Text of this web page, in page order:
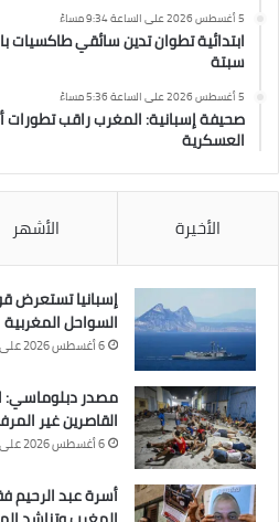
5 أغسطس 2026 على الساعة 9:34 مساءً
ابتدائية تطوان تدين سائقي طاكسيات
سبتة
5 أغسطس 2026 على الساعة 5:36 مساءً
صحيفة إسبانية: المغرب راقب تطورات
العسكرية
الأخيرة الأشهر
إسبانيا تستعرض
السواحل المغربية
6 أغسطس 2026 على الساعة 10:03 مساءً
مصدر دبلوماسي:
القاصرين غير
6 أغسطس 2026 على الساعة 8:37 مساءً
أسرة عبد الرحيم